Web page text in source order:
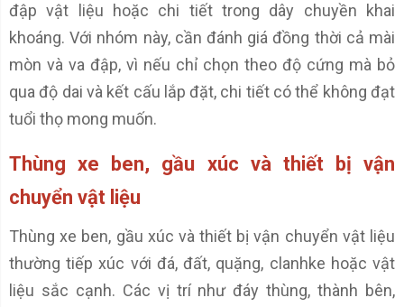
đập vật liệu hoặc chi tiết trong dây chuyền khai
khoáng. Với nhóm này, cần đánh giá đồng thời cả mài
mòn và va đập, vì nếu chỉ chọn theo độ cứng mà bỏ
qua độ dai và kết cấu lắp đặt, chi tiết có thể không đạt
tuổi thọ mong muốn.
Thùng xe ben, gầu xúc và thiết bị vận
chuyển vật liệu
Thùng xe ben, gầu xúc và thiết bị vận chuyển vật liệu
thường tiếp xúc với đá, đất, quặng, clanhke hoặc vật
liệu sắc cạnh. Các vị trí như đáy thùng, thành bên,